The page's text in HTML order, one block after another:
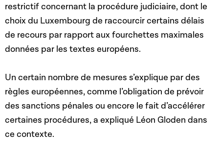
restrictif concernant la procédure judiciaire, dont le
choix du Luxembourg de raccourcir certains délais
de recours par rapport aux fourchettes maximales
données par les textes européens.
Un certain nombre de mesures s’explique par des
règles européennes, comme l’obligation de prévoir
des sanctions pénales ou encore le fait d’accélérer
certaines procédures, a expliqué Léon Gloden dans
ce contexte.